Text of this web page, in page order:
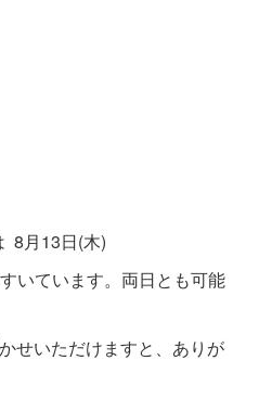
8月13日(木)
ています。両日とも可能
いただけますと、ありが